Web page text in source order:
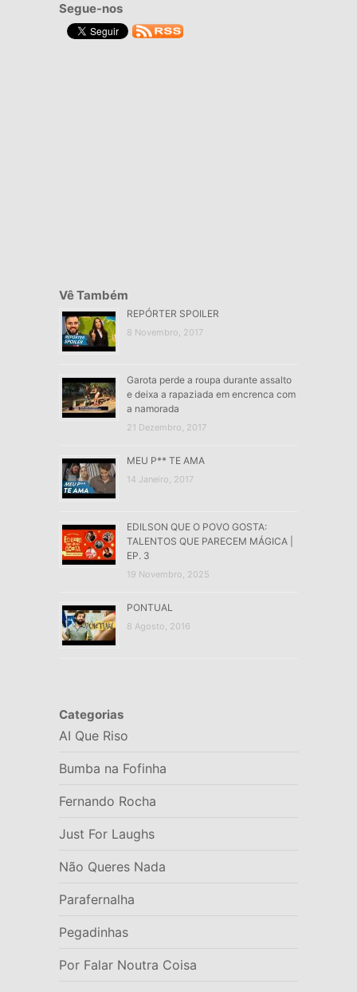
Segue-nos
Vê Também
REPÓRTER SPOILER
8 Novembro, 2017
Garota perde a roupa durante assalto
e deixa a rapaziada em encrenca com
a namorada
21 Dezembro, 2017
MEU P** TE AMA
14 Janeiro, 2017
EDILSON QUE O POVO GOSTA:
TALENTOS QUE PARECEM MÁGICA |
EP. 3
19 Novembro, 2025
PONTUAL
8 Agosto, 2016
Categorias
AI Que Riso
Bumba na Fofinha
Fernando Rocha
Just For Laughs
Não Queres Nada
Parafernalha
Pegadinhas
Por Falar Noutra Coisa